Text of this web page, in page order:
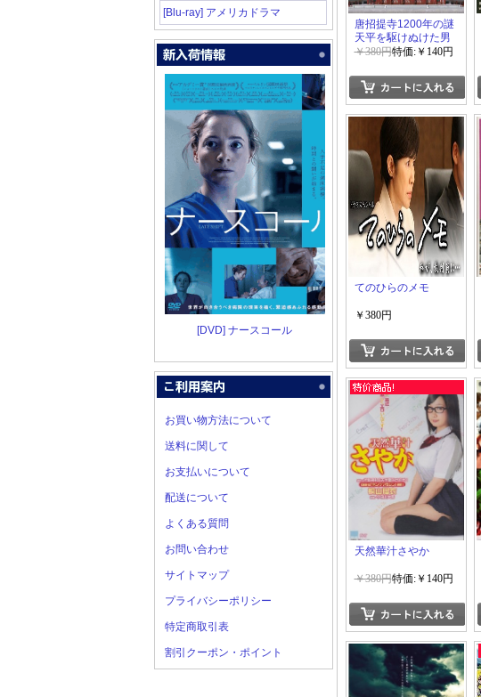
[Blu-ray] アメリカドラマ
[DVD] ナースコール
お買い物方法について
送料に関して
お支払いについて
配送について
よくある質問
お問い合わせ
サイトマップ
プライバシーポリシー
特定商取引表
割引クーポン・ポイント
唐招提寺1200年の謎
天平を駆けぬけた男
と女たち
￥380円特価:￥140円
てのひらのメモ
￥380円
天然華汁さやか
￥380円特価:￥140円